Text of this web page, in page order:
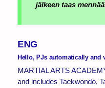
jälkeen taas
ENG
Hello, PJs automatically and
MARTIAL ARTS
and includes Taekwondo,